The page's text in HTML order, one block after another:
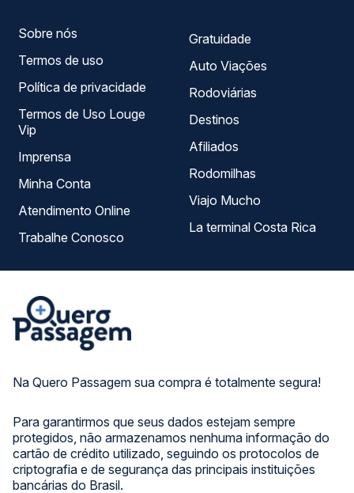
Na Quero Passagem sua compra é totalmente segura!
Para garantirmos que seus dados estejam sempre
protegidos, não armazenamos nenhuma informação do
cartão de crédito utilizado, seguindo os protocolos de
criptografia e de segurança das principais instituições
bancárias do Brasil.
Sobre nós
Termos de uso
Política de privacidade
Termos de Uso Louge
Vip
Imprensa
Minha Conta
Atendimento Online
Trabalhe Conosco
Gratuidade
Auto Viações
Rodoviárias
Destinos
Afiliados
Rodomilhas
Viajo Mucho
La terminal Costa Rica